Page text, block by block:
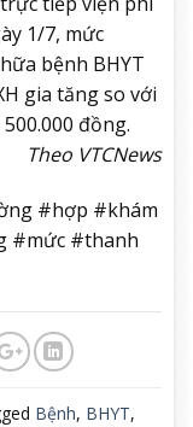
1/7, mức
bệnh BHYT
gia tăng so với
đồng.
Theo VTCNews
#hợp #khám
#mức #thanh
Bệnh, BHYT,